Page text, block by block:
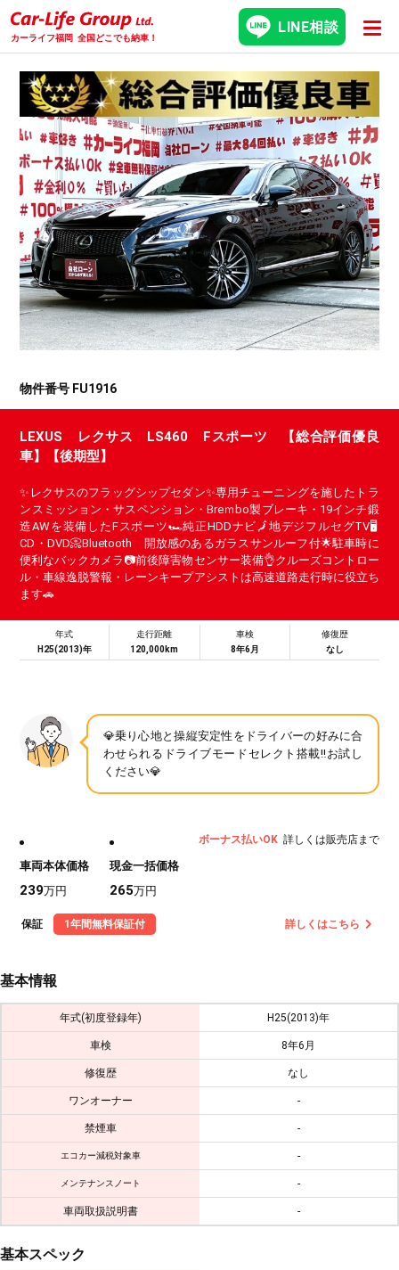
カーライフ福岡 全国どこでも納車！
LINE相談
物件番号 FU1916
LEXUS レクサス LS460 Fスポーツ 【総合評価優良
車】【後期型】
✨レクサスのフラッグシップセダン✨専用チューニングを施したトラ
ンスミッション・サスペンション・Breｍbo製ブレーキ・19インチ鍛
造AWを装備したFスポーツ🏎️純正HDDナビ🗾地デジフルセグTV🖥️
CD・DVD📀Bluetooth 開放感のあるガラスサンルーフ付🌟駐車時に
便利なバックカメラ📷前後障害物センサー装備👌クルーズコントロー
ル・車線逸脱警報・レーンキープアシストは高速道路走行時に役立ち
ます🚗
年式
H25(2013)年
走行距離
120,000km
車検
8年6月
修復歴
なし
💎乗り心地と操縦安定性をドライバーの好みに合
わせられるドライブモードセレクト搭載‼️お試し
ください💎
車両本体価格
239万円
現金一括価格
265万円
ボーナス払いOK 詳しくは販売店まで
保証 1年間無料保証付 詳しくはこちら
基本情報
年式(初度登録年) H25(2013)年
車検 8年6月
修復歴 なし
ワンオーナー -
禁煙車 -
エコカー減税対象車 -
メンテナンスノート -
車両取扱説明書 -
基本スペック